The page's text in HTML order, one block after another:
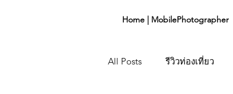
Home | MobilePhotographer
All Posts รีวิวท่องเที่ยว